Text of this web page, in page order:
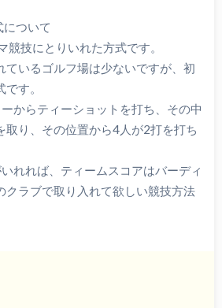
ついて
競技にとりいれた方式です。
ているゴルフ場は少ないですが、初
す。
からティーショットを打ち、その中
取り、その位置から4人が2打を打ち
れれば、ティームスコアはバーディ
クラブで取り入れて欲しい競技方法